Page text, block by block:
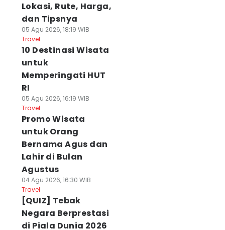
Lokasi, Rute, Harga,
dan Tipsnya
05 Agu 2026, 18:19 WIB
Travel
10 Destinasi Wisata
untuk
Memperingati HUT
RI
05 Agu 2026, 16:19 WIB
Travel
Promo Wisata
untuk Orang
Bernama Agus dan
Lahir di Bulan
Agustus
04 Agu 2026, 16:30 WIB
Travel
[QUIZ] Tebak
Negara Berprestasi
di Piala Dunia 2026